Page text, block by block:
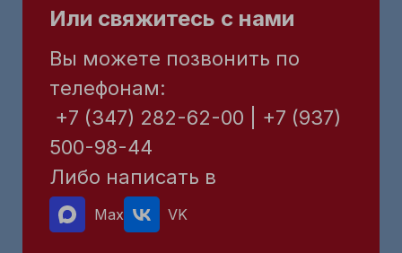
Или свяжитесь с нами
Вы можете позвонить по
телефонам:
+7 (347) 282-62-00 | +7 (937)
500-98-44
Либо написать в
Max VK